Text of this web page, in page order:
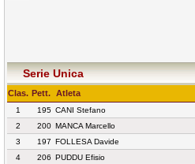
Serie Unica
Clas. Pett. Atleta
1 195 CANI Stefano
2
200 MANCA Marcello
3
197 FOLLESA Davide
4
206 PUDDU Efisio